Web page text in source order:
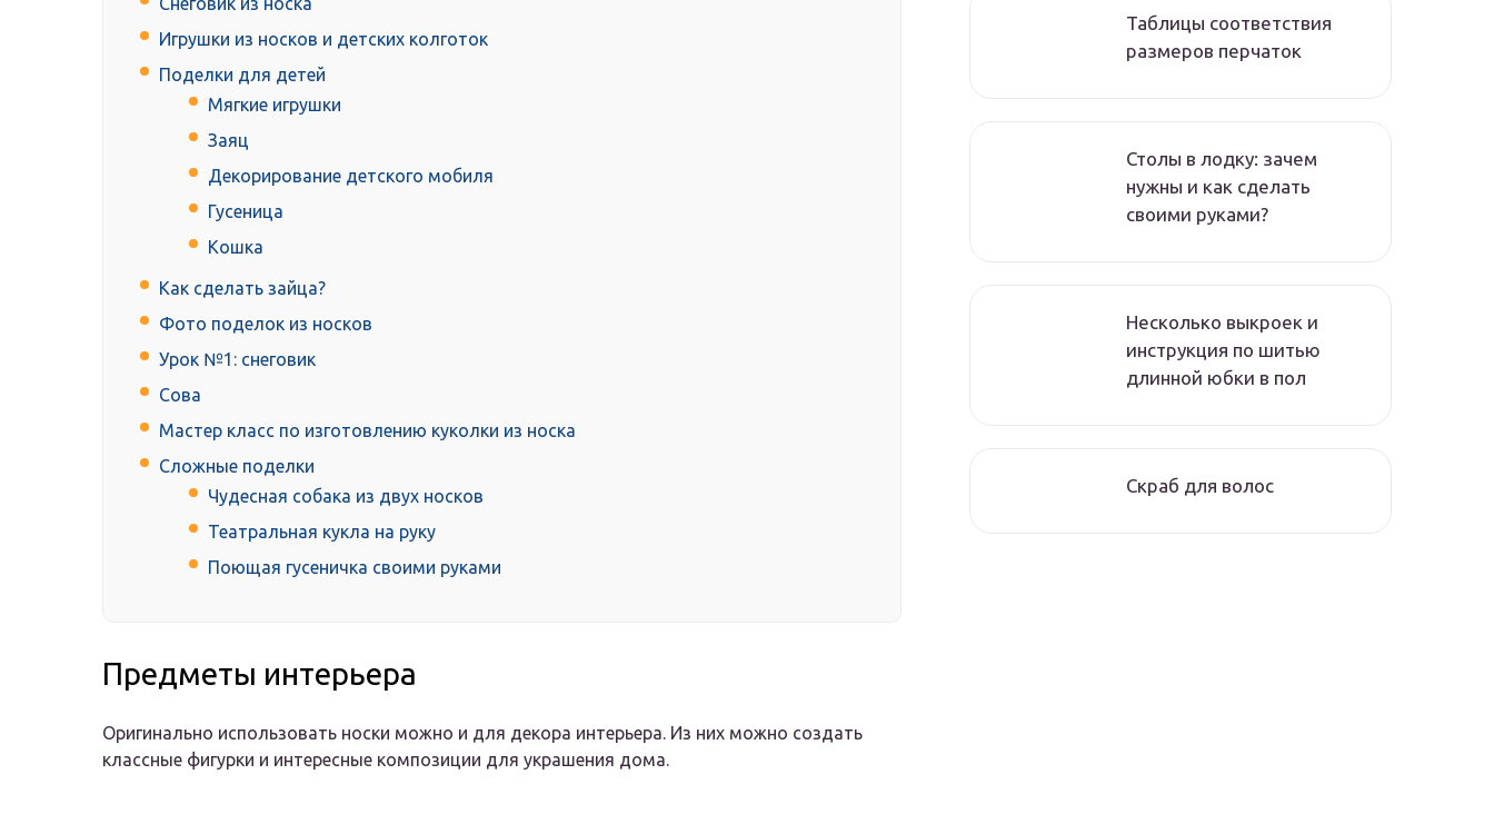
Игрушки из носков и детских колготок
Поделки для детей
Мягкие игрушки
Заяц
Декорирование детского мобиля
Гусеница
Кошка
Как сделать зайца?
Фото поделок из носков
Урок №1: снеговик
Сова
Мастер класс по изготовлению куколки из носка
Сложные поделки
Чудесная собака из двух носков
Театральная кукла на руку
Поющая гусеничка своими руками
Предметы интерьера
Оригинально использовать носки можно и для декора интерьера. Из них можно создать
классные фигурки и интересные композиции для украшения дома.
Таблицы соответствия
размеров перчаток
Столы в лодку: зачем
нужны и как сделать
своими руками?
Несколько выкроек и
инструкция по шитью
длинной юбки в пол
Скраб для волос